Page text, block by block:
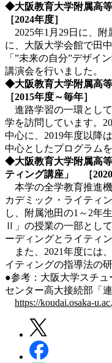
◆大阪教育大学附属高
［2024年度］
2025年1月29日に、附
に、大阪大学会館で田
「”未来の自分”デザ
講演会を行いました。
◆大阪教育大学附属高
［2015年度～毎年］
進路学習の一環とし
学を訪問しています。
中心に、2019年度以降
中心としたプログラム
◆大阪教育大学附属高
ティング講座」 ［2020
本学の全学教育推進
カデミック・ライティ
し、附属池田の1～2年
Ⅱ」の授業の一部とし
ーディングとライティ
また、2021年度には
イティングの指導法の
●参考：大阪大学スチュ
センター高大接続部「
https://koudai.osaka-